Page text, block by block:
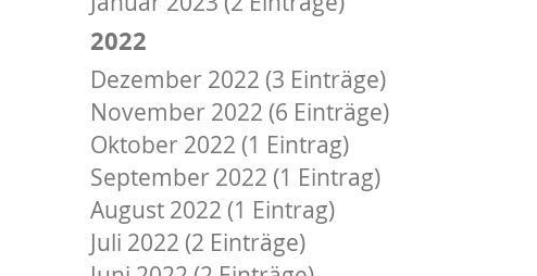
2022
Dezember 2022 (3 Einträge)
November 2022 (6 Einträge)
Oktober 2022 (1 Eintrag)
September 2022 (1 Eintrag)
August 2022 (1 Eintrag)
Juli 2022 (2 Einträge)